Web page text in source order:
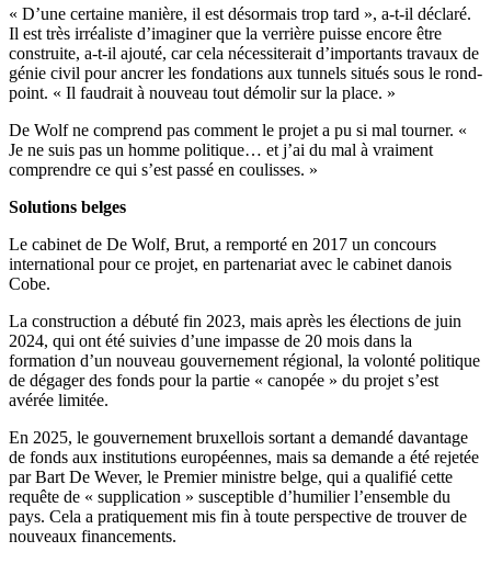
« D’une certaine manière, il est désormais trop tard », a-t-il déclaré.
Il est très irréaliste d’imaginer que la verrière puisse encore être
construite, a-t-il ajouté, car cela nécessiterait d’importants travaux de
génie civil pour ancrer les fondations aux tunnels situés sous le rond-
point. « Il faudrait à nouveau tout démolir sur la place. »
De Wolf ne comprend pas comment le projet a pu si mal tourner. «
Je ne suis pas un homme politique… et j’ai du mal à vraiment
comprendre ce qui s’est passé en coulisses. »
Solutions belges
Le cabinet de De Wolf, Brut, a remporté en 2017 un concours
international pour ce projet, en partenariat avec le cabinet danois
Cobe.
La construction a débuté fin 2023, mais après les élections de juin
2024, qui ont été suivies d’une impasse de 20 mois dans la
formation d’un nouveau gouvernement régional, la volonté politique
de dégager des fonds pour la partie « canopée » du projet s’est
avérée limitée.
En 2025, le gouvernement bruxellois sortant a demandé davantage
de fonds aux institutions européennes, mais sa demande a été rejetée
par Bart De Wever, le Premier ministre belge, qui a qualifié cette
requête de « supplication » susceptible d’humilier l’ensemble du
pays. Cela a pratiquement mis fin à toute perspective de trouver de
nouveaux financements.